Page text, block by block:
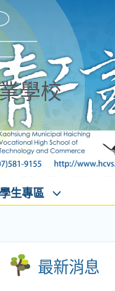
學校
學生專區
最新消息